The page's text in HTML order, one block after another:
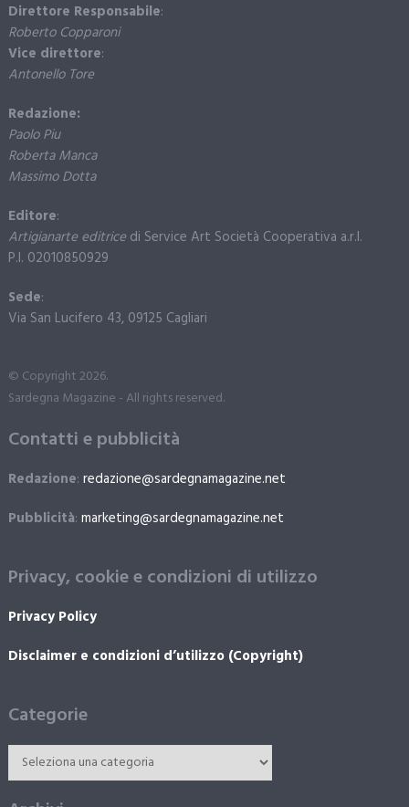
Direttore Responsabile:
Roberto Copparoni
Vice direttore:
Antonello Tore
Redazione:
Paolo Piu
Roberta Manca
Massimo Dotta
Editore:
Artigianarte editricedi Service Art Società Cooperativa a.r.l.
P.I. 02010850929
Sede:
Via San Lucifero 43, 09125 Cagliari
© Copyright 2026.
Sardegna Magazine - All rights reserved.
Contatti e pubblicità
Redazione: redazione@sardegnamagazine.net
Pubblicità: marketing@sardegnamagazine.net
Privacy, cookie e condizioni di utilizzo
Privacy Policy
Disclaimer e condizioni d’utilizzo (Copyright)
Categorie